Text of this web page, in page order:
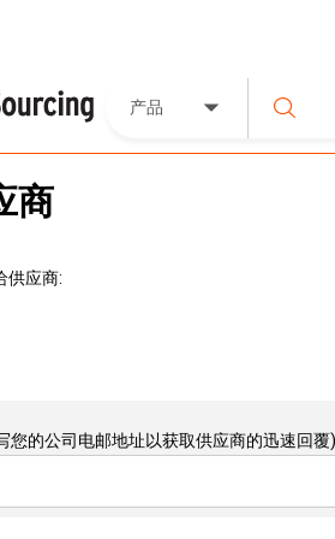
产品
商
供应商:
您的公司电邮地址以获取供应商的迅速回覆)